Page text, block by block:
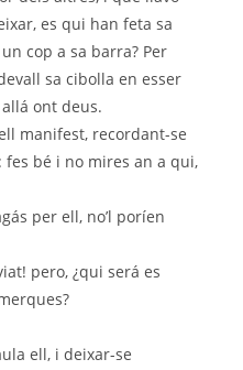
es qui han feta sa
cop a sa barra? Per
sa cibolla en esser
ont deus.
manifest, recordant-se
fes bé i no mires an a qui,
per ell, no’l poríen
pero, ¿qui será es
ell, i deixar-se